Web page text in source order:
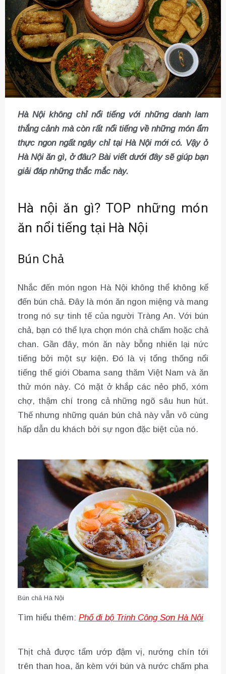
Hà Nội không chỉ nổi tiếng với những danh lam
thắng cảnh mà còn rất nổi tiếng về những món ẩm
thực ngon ngất ngây chỉ tại Hà Nội mới có. Vậy ở
Hà Nội ăn gì, ở đâu? Bài viết dưới đây sẽ giúp bạn
giải đáp những thắc mắc này.
Hà nội ăn gì? TOP những món
ăn nổi tiếng tại Hà Nội
Bún Chả
Nhắc đến món ngon Hà Nội không thể không kể
đến bún chả. Đây là món ăn ngon miệng và mang
trong nó sự tinh tế của người Tràng An. Với bún
chả, bạn có thể lựa chọn món chả chấm hoặc chả
chan. Gần đây, món ăn này bỗng nhiên lại nức
tiếng bởi một sự kiện. Đó là vị tổng thống nổi
tiếng thế giới Obama sang thăm Việt Nam và ăn
thử món này. Có mặt ở khắp các nẻo phố, xóm
chợ, thậm chí trong cả những ngõ sâu hun hút.
Thế nhưng những quán bún chả này vẫn vô cùng
hấp dẫn du khách bởi sự ngon đặc biệt của nó.
Bún chả Hà Nội
Tìm hiểu thêm: Phố đi bộ Trinh Công Sơn Hà Nội
Thịt chả được tẩm ướp đậm vị, nướng chín tới
trên than hoa, ăn kèm với bún và nước chấm pha